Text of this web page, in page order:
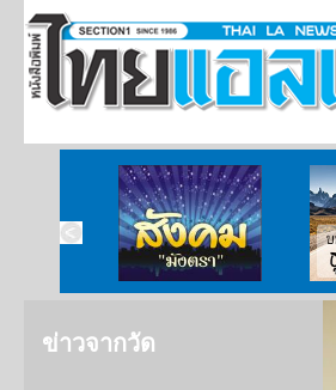
สังคมมังตรา
ข่าวจากวัด